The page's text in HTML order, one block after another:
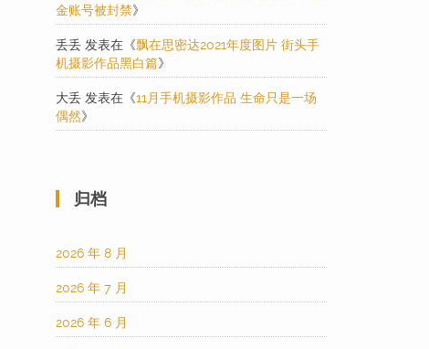
金账号被封禁》
丢丢 发表在《飘在思密达2021年度图片 街头手
机摄影作品黑白篇》
大丢 发表在《11月手机摄影作品 生命只是一场
偶然》
归档
2026 年 8 月
2026 年 7 月
2026 年 6 月